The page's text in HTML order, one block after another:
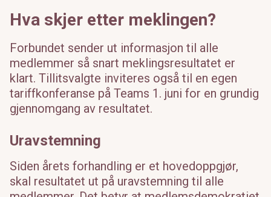
Kultur- og likestillingsdepartementet
Kunnskapsdepartementet
Universitetet i Oslo
Landbruks- og matdepartementet 27
Nærings- og fiskeridepartementet 49
Brønnøysundregistrene
Samferdselsdepartementet
Totalt fase 1 1186
Hva skjer etter meklingen?
Forbundet sender ut informasjon til alle
medlemmer så snart meklingsresultatet er
klart. Tillitsvalgte inviteres også til en egen
tariffkonferanse på Teams 1. juni for en grundig
gjennomgang av resultatet.
Uravstemning
Siden årets forhandling er et hovedoppgjør,
skal resultatet ut på uravstemning til alle